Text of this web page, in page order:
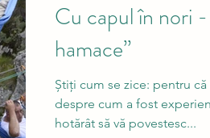
Cu capul în nori
hamace”
Știți cum se zice: pentru
despre cum a fost
hotărât să vă povestesc...